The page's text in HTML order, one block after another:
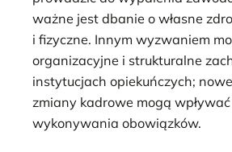
ważne jest dbanie o własne
i fizyczne. Innym wyzwaniem
organizacyjne i strukturalne
instytucjach opiekuńczych;
zmiany kadrowe mogą
wykonywania obowiązków.